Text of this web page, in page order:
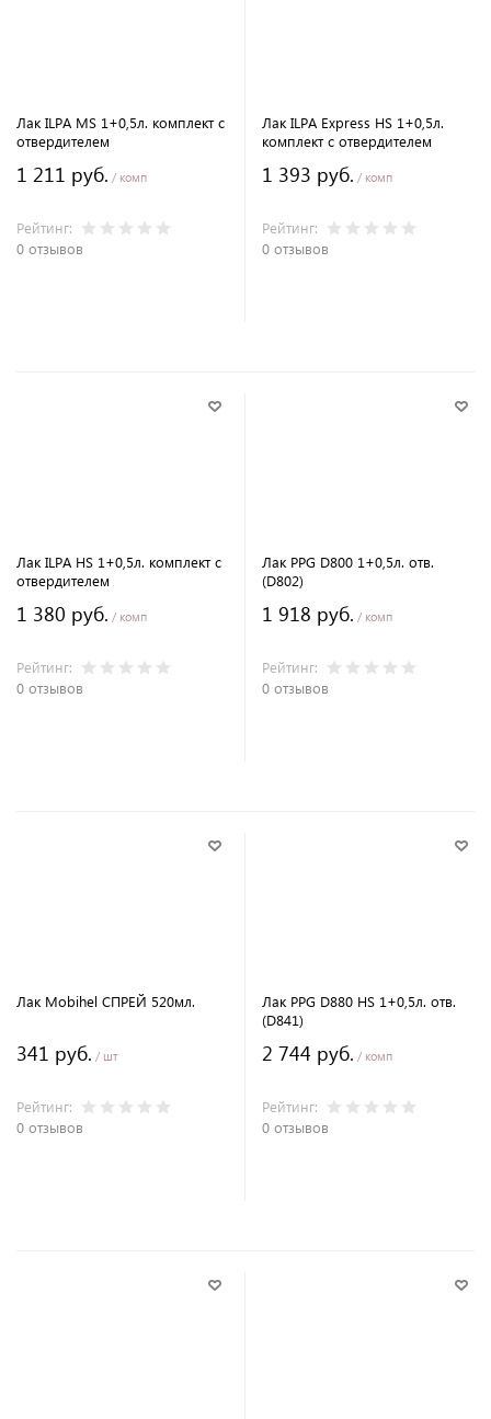
Лак ILPA MS 1+0,5л. комплект с
отвердителем
1 211 руб. / комп
Рейтинг:
0 отзывов
Лак ILPA Express HS 1+0,5л.
комплект с отвердителем
1 393 руб. / комп
Рейтинг:
0 отзывов
Лак ILPA HS 1+0,5л. комплект с
отвердителем
1 380 руб. / комп
Рейтинг:
0 отзывов
Лак PPG D800 1+0,5л. отв.
(D802)
1 918 руб. / комп
Рейтинг:
0 отзывов
Лак Mobihel СПРЕЙ 520мл.
341 руб. / шт
Рейтинг:
0 отзывов
Лак PPG D880 HS 1+0,5л. отв.
(D841)
2 744 руб. / комп
Рейтинг:
0 отзывов